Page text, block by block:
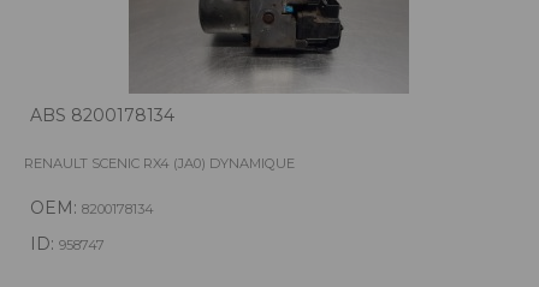
ABS 8200178134
RENAULT SCENIC RX4 (JA0) DYNAMIQUE
OEM: 8200178134
ID: 958747